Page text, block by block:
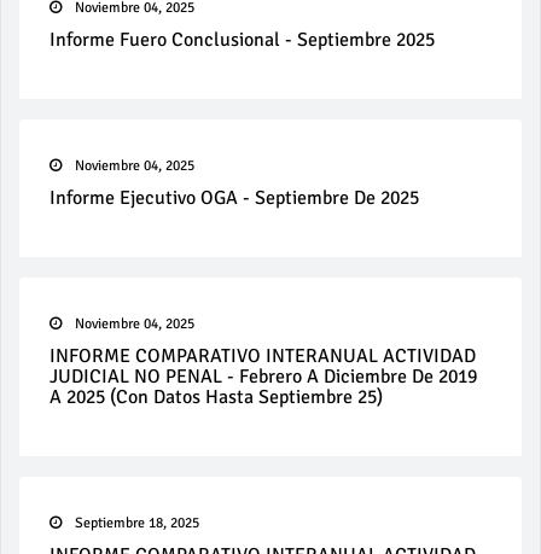
Noviembre 04, 2025
Informe Fuero Conclusional - Septiembre 2025
Noviembre 04, 2025
Informe Ejecutivo OGA - Septiembre De 2025
Noviembre 04, 2025
INFORME COMPARATIVO INTERANUAL ACTIVIDAD
JUDICIAL NO PENAL - Febrero A Diciembre De 2019
A 2025 (con Datos Hasta Septiembre 25)
Septiembre 18, 2025